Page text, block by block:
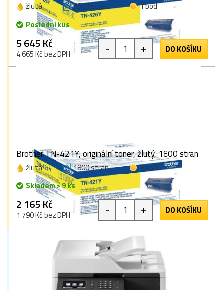
žlutá 6500 stran
1 bod
Poslední kus
5 645 Kč
4 665 Kč bez DPH - + DO KOŠÍKU
Brother TN-421Y, originální toner, žlutý, 1800 stran
žlutá 1800 stran
1 bod
Skladem > 9 ks
2 165 Kč
1 790 Kč bez DPH - + DO KOŠÍKU